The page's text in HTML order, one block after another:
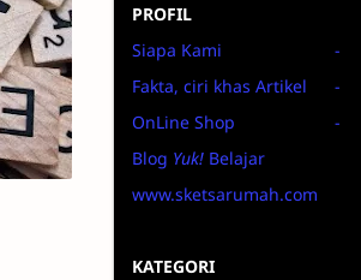
PROFIL
Siapa Kami
Fakta, ciri khas Artikel
OnLine Shop
Blog Yuk! Belajar
www.sketsarumah.com
-
-
-
KATEGORI